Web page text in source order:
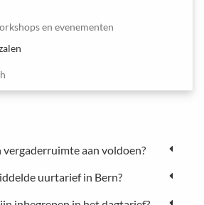
en evenementen
vergaderruimte aan voldoen?
uurtarief in Bern?